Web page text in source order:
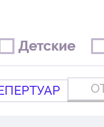
Детские
Детские